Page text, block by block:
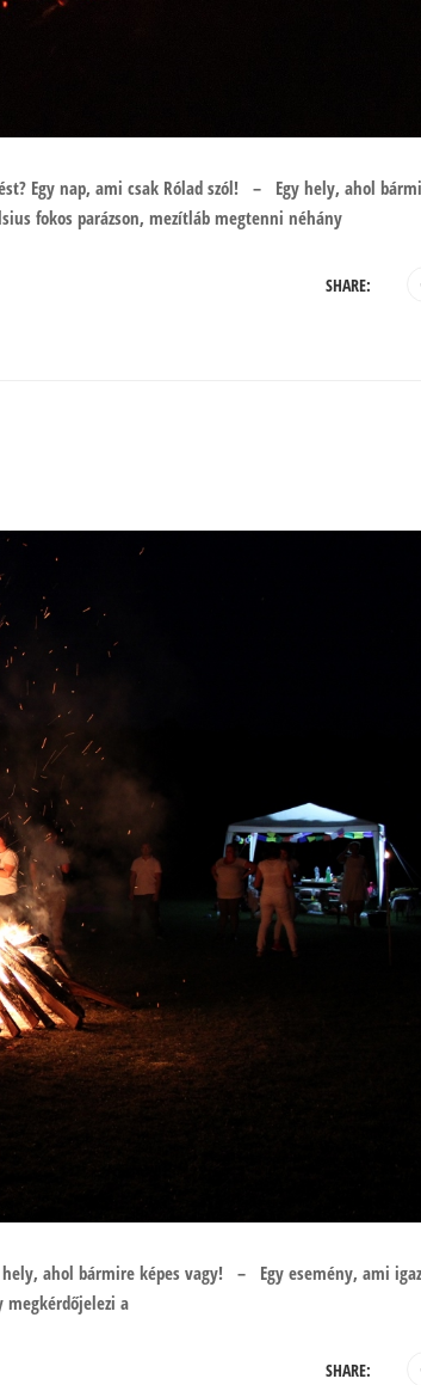
Egy nap, ami csak Rólad szól! – Egy hely, ahol
fokos parázson, mezítláb megtenni néhány
SHARE:
ahol bármire képes vagy! – Egy esemény, ami
a
SHARE: